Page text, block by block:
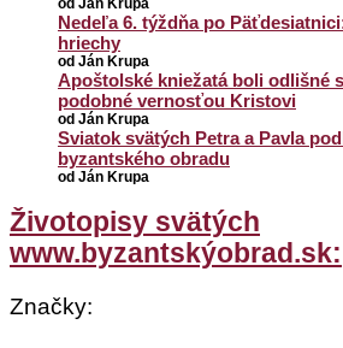
Nedeľa 6. týždňa po
hriechy
od Ján Krupa
Apoštolské kniežatá boli odlišné
podobné vernosťou Kristovi
od Ján Krupa
Sviatok svätých Petra a Pavla
byzantského obradu
od Ján Krupa
Životopisy svätých
www.byzantskýobrad.sk:
Značky: